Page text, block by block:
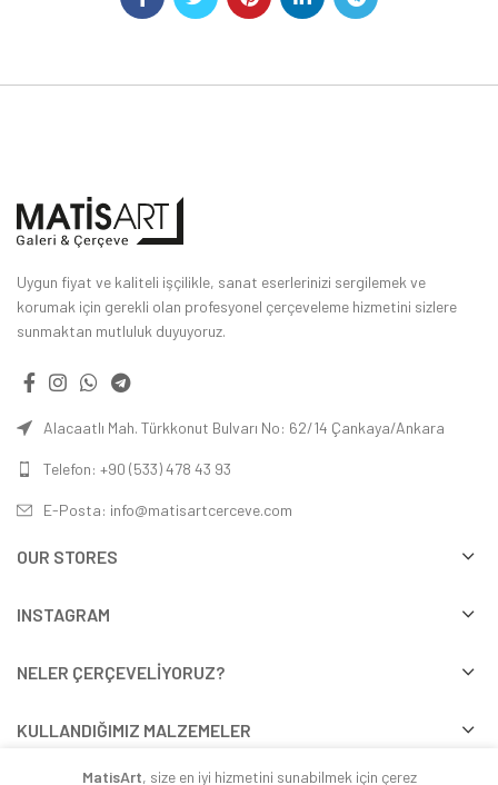
Uygun fiyat ve kaliteli işçilikle, sanat eserlerinizi sergilemek ve
korumak için gerekli olan profesyonel çerçeveleme hizmetini sizlere
sunmaktan mutluluk duyuyoruz.
Alacaatlı Mah. Türkkonut Bulvarı No: 62/14 Çankaya/Ankara
Telefon: +90 (533) 478 43 93
E-Posta: info@matisartcerceve.com
OUR STORES
INSTAGRAM
NELER ÇERÇEVELIYORUZ?
KULLANDIĞIMIZ MALZEMELER
MatisArt, size en iyi hizmetini sunabilmek için çerez